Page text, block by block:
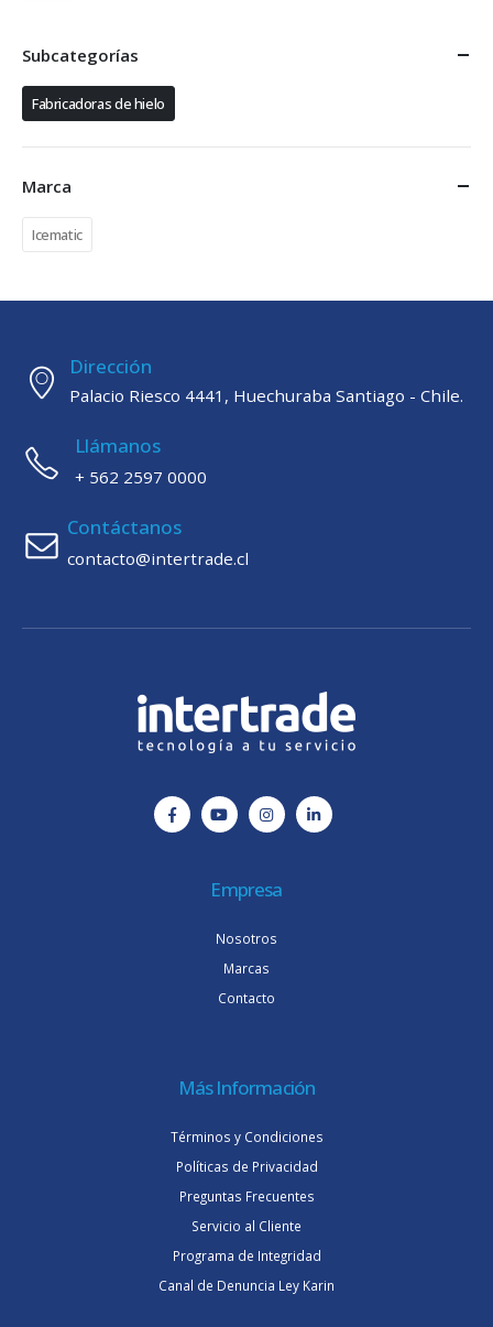
Subcategorías
Fabricadoras de hielo
Marca
Icematic
Dirección
Palacio Riesco 4441, Huechuraba Santiago - Chile.
Llámanos
+ 562 2597 0000
Contáctanos
contacto@intertrade.cl
Empresa
Nosotros
Marcas
Contacto
Más Información
Términos y Condiciones
Políticas de Privacidad
Preguntas Frecuentes
Servicio al Cliente
Programa de Integridad
Canal de Denuncia Ley Karin